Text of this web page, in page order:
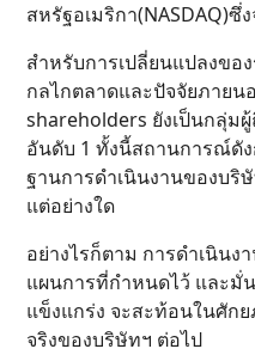
สหรัฐอเมริกา(NASDAQ)
สำหรับการเปลี่ยนแปลงขอ
กลไกตลาดและปัจจัยภายน
shareholders ยังเป็นกลุ่ม
อันดับ 1 ทั้งนี้สถานการณ์ดั
ฐานการดำเนินงานของบริ
แต่อย่างใด
อย่างไรก็ตาม การดำเนินง
แผนการที่กำหนดไว้ และมั่
แข็งแกร่ง จะสะท้อนในศัก
จริงของบริษัทฯ ต่อไป